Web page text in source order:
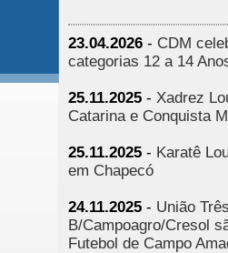
23.04.2026 - CDM
categorias 12 a 14
25.11.2025 - Xadrez
Catarina e Conquista
25.11.2025 - Karatê
em Chapecó
24.11.2025 - União
B/Campoagro/Cresol
Futebol de Campo